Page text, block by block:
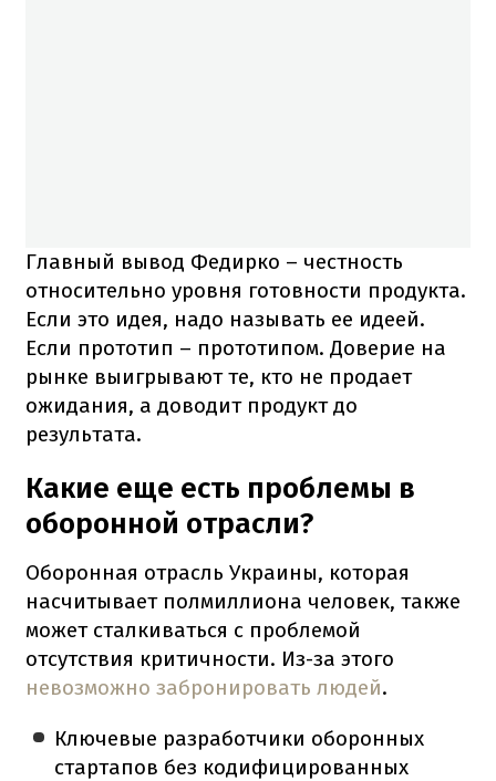
Главный вывод Федирко – честность
относительно уровня готовности продукта.
Если это идея, надо называть ее идеей.
Если прототип – прототипом. Доверие на
рынке выигрывают те, кто не продает
ожидания, а доводит продукт до
результата.
Какие еще есть проблемы в
оборонной отрасли?
Оборонная отрасль Украины, которая
насчитывает полмиллиона человек, также
может сталкиваться с проблемой
отсутствия критичности. Из-за этого
невозможно забронировать людей.
Ключевые разработчики оборонных
стартапов без кодифицированных